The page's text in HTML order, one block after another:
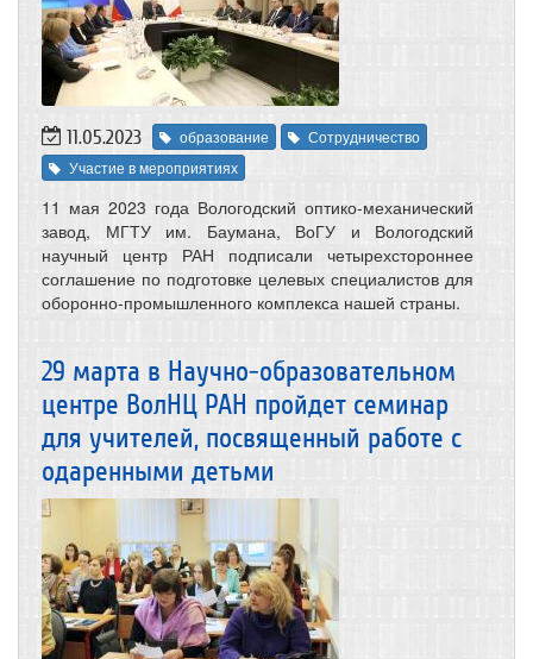
11.05.2023 образование
Сотрудничество
Участие в мероприятиях
11 мая 2023 года Вологодский оптико-механический
завод, МГТУ им. Баумана, ВоГУ и Вологодский
научный центр РАН подписали четырехстороннее
соглашение по подготовке целевых специалистов для
оборонно-промышленного комплекса нашей страны.
29 марта в Научно-образовательном
центре ВолНЦ РАН пройдет семинар
для учителей, посвященный работе с
одаренными детьми